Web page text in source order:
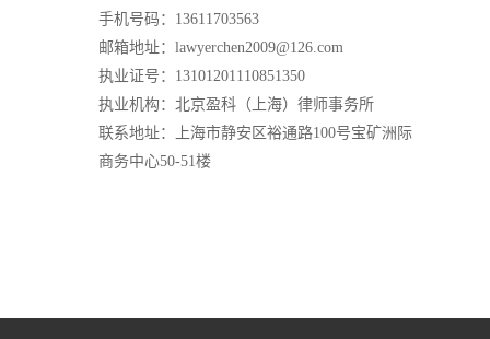
手机号码：13611703563
邮箱地址：lawyerchen2009@126.com
执业证号：13101201110851350
执业机构：北京盈科（上海）律师事务所
联系地址：上海市静安区裕通路100号宝矿洲际
商务中心50-51楼